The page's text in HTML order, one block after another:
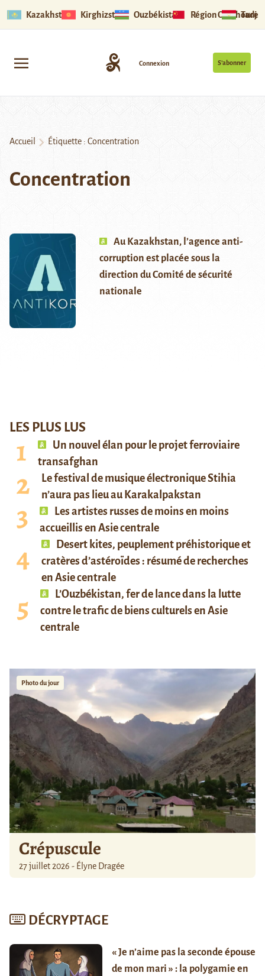
Kazakhstan Kirghizstan Ouzbékistan Région Ouïghoure
S’abonner
Connexion
Accueil Étiquette : Concentration
Concentration
Au Kazakhstan, l’agence anti-
corruption est placée sous la
direction du Comité de sécurité
nationale
LES PLUS LUS
Un nouvel élan pour le projet ferroviaire
transafghan
Le festival de musique électronique Stihia
n’aura pas lieu au Karakalpakstan
Les artistes russes de moins en moins
accueillis en Asie centrale
Desert kites, peuplement préhistorique et
cratères d’astéroïdes : résumé de recherches
en Asie centrale
L’Ouzbékistan, fer de lance dans la lutte
contre le trafic de biens culturels en Asie
centrale
Photo du jour
Crépuscule
27 juillet 2026 - Élyne Dragée
DÉCRYPTAGE
« Je n’aime pas la seconde épouse
de mon mari » : la polygamie en